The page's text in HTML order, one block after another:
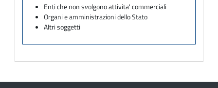
Enti che non svolgono attivita' commerciali
Organi e amministrazioni dello Stato
Altri soggetti